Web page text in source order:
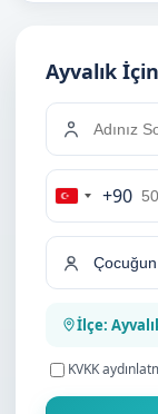
Ayvalık
Turkey
+90
+90
İlçe:
KVKK